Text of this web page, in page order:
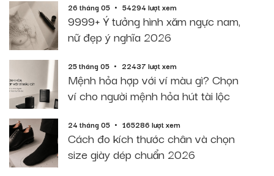
26 tháng 05 54294 lượt xem
9999+ Ý tưởng hình xăm ngực nam,
nữ đẹp ý nghĩa 2026
25 tháng 05 22437 lượt xem
Mệnh hỏa hợp với ví màu gì? Chọn
ví cho người mệnh hỏa hút tài lộc
24 tháng 05 165286 lượt xem
Cách đo kích thước chân và chọn
size giày dép chuẩn 2026